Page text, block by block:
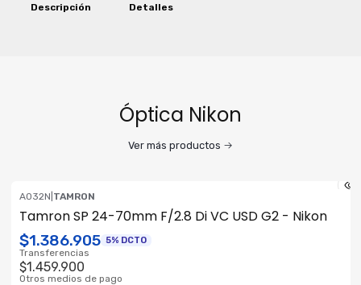
Descripción Detalles
Óptica Nikon
Ver más productos
A032N TAMRON
Tamron SP 24-70mm F/2.8 Di VC USD G2 - Nikon
$1.386.905 5% DCTO
Transferencias
$1.459.900
Otros medios de pago